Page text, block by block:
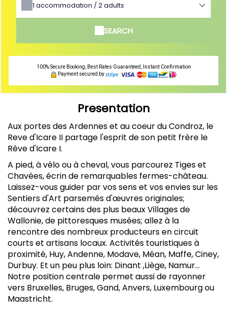
1 accommodation /2adults
SEARCH
100% Secure Booking, Best Rates Guaranteed, Instant Confirmation
Payment secured by
Presentation
Aux portes des Ardennes et au coeur du Condroz, le
Reve d'Icare II partage l'esprit de son petit frère le
Rêve d'Icare I.
A pied, à vélo ou à cheval, vous parcourez Tiges et
Chavées, écrin de remarquables fermes-château.
Laissez-vous guider par vos sens et vos envies sur les
Sentiers d'Art parsemés d'œuvres originales;
découvrez certains des plus beaux Villages de
Wallonie, de pittoresques musées; allez à la
rencontre des nombreux producteurs en circuit
courts et artisans locaux. Activités touristiques à
proximité, Huy, Andenne, Modave, Méan, Maffe, Ciney,
Durbuy. Et un peu plus loin: Dinant ,Liège, Namur...
Notre position centrale permet aussi de rayonner
vers Bruxelles, Bruges, Gand, Anvers, Luxembourg ou
Maastricht.